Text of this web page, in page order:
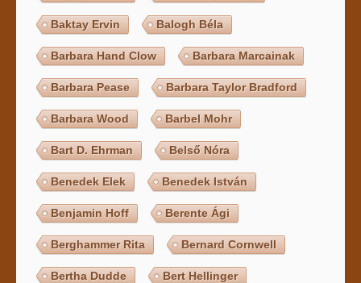
Baktay Ervin Balogh Béla
Barbara Hand Clow Barbara Marcainak
Barbara Pease Barbara Taylor Bradford
Barbara Wood Barbel Mohr
Bart D. Ehrman Belső Nóra
Benedek Elek Benedek István
Benjamin Hoff Berente Ági
Berghammer Rita Bernard Cornwell
Bertha Dudde Bert Hellinger